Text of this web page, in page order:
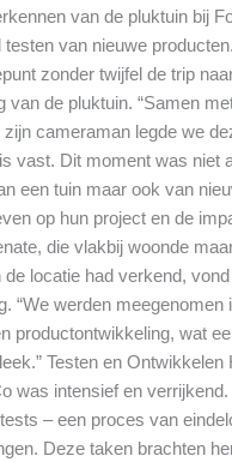
van de pluktuin bij
testen van nieuwe
zonder twijfel de trip
van de pluktuin. “Samen
zijn cameraman legde we
vast. Dit moment was niet
een tuin maar ook van
op hun project en de
die vlakbij woonde
de locatie had verkend,
“We werden meegenomen
productontwikkeling, wat
Testen en Ontwikkelen
was intensief en
– een proces van
Deze taken brachten